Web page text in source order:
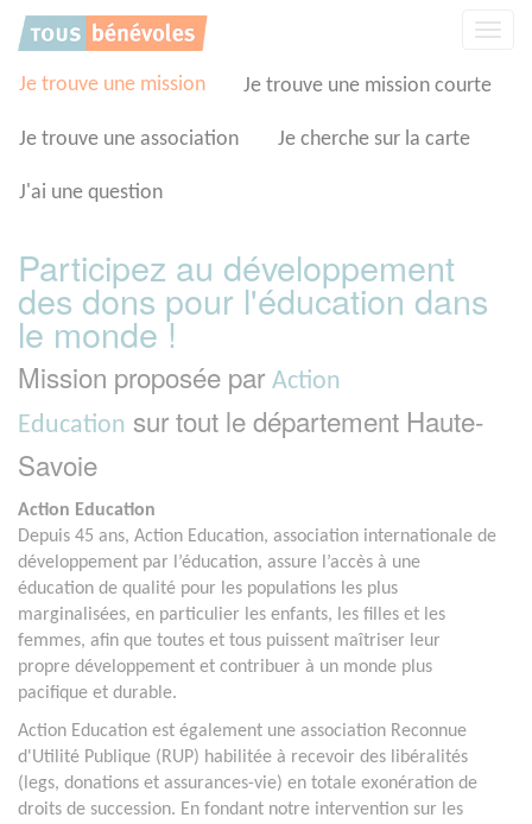
Je trouve une mission Je trouve une mission courte
Je trouve une association Je cherche sur la carte
J'ai une question
Participez au développement
des dons pour l'éducation dans
le monde !
Mission proposée par Action
Education sur tout le département Haute-
Savoie
Action Education
Depuis 45 ans, Action Education, association internationale de
développement par l’éducation, assure l’accès à une
éducation de qualité pour les populations les plus
marginalisées, en particulier les enfants, les filles et les
femmes, afin que toutes et tous puissent maîtriser leur
propre développement et contribuer à un monde plus
pacifique et durable.
Action Education est également une association Reconnue
d'Utilité Publique (RUP) habilitée à recevoir des libéralités
(legs, donations et assurances-vie) en totale exonération de
droits de succession. En fondant notre intervention sur les
Panneau de gestion des cookies